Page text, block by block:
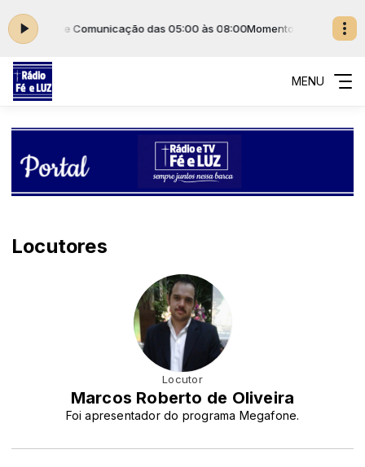
de Comunicação das 05:00 às 08:00Momento de
MENU
Locutores
Locutor
Marcos Roberto de Oliveira
Foi apresentador do programa Megafone.